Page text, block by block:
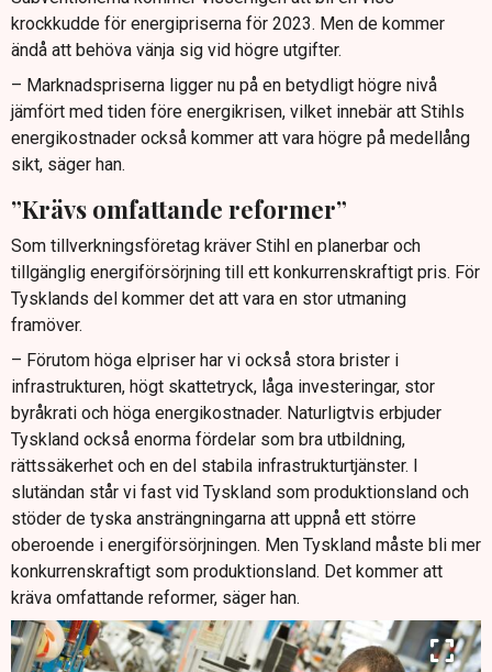
krockkudde för energipriserna för 2023. Men de kommer
ändå att behöva vänja sig vid högre utgifter.
– Marknadspriserna ligger nu på en betydligt högre nivå
jämfört med tiden före energikrisen, vilket innebär att Stihls
energikostnader också kommer att vara högre på medellång
sikt, säger han.
”Krävs omfattande reformer”
Som tillverkningsföretag kräver Stihl en planerbar och
tillgänglig energiförsörjning till ett konkurrenskraftigt pris. För
Tysklands del kommer det att vara en stor utmaning
framöver.
– Förutom höga elpriser har vi också stora brister i
infrastrukturen, högt skattetryck, låga investeringar, stor
byråkrati och höga energikostnader. Naturligtvis erbjuder
Tyskland också enorma fördelar som bra utbildning,
rättssäkerhet och en del stabila infrastrukturtjänster. I
slutändan står vi fast vid Tyskland som produktionsland och
stöder de tyska ansträngningarna att uppnå ett större
oberoende i energiförsörjningen. Men Tyskland måste bli mer
konkurrenskraftigt som produktionsland. Det kommer att
kräva omfattande reformer, säger han.